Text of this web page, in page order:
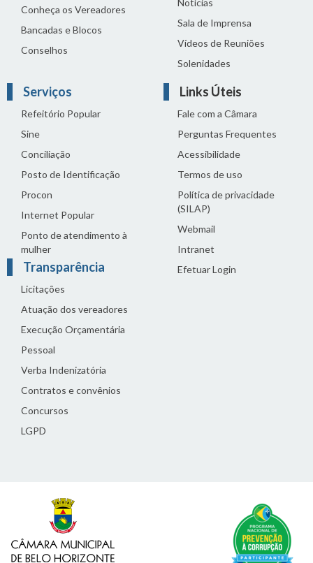
Conheça os Vereadores
Bancadas e Blocos
Conselhos
Notícias
Sala de Imprensa
Vídeos de Reuniões
Solenidades
Serviços
Refeitório Popular
Sine
Conciliação
Posto de Identificação
Procon
Internet Popular
Ponto de atendimento à
mulher
Transparência
Licitações
Atuação dos vereadores
Execução Orçamentária
Pessoal
Verba Indenizatória
Contratos e convênios
Concursos
LGPD
Links Úteis
Fale com a Câmara
Perguntas Frequentes
Acessibilidade
Termos de uso
Política de privacidade
(SILAP)
Webmail
Intranet
Efetuar Login